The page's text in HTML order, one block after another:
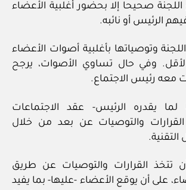
اللجنة صحيحا إلا بحضور أغلبية الأعضاء
الرئيس أو نائبه.
وتوصياتها بأغلبية أصوات الأعضاء
وفي حال تساوي الأصوات، يرجح
معه رئيس الاجتماع.
لما يقدره الرئيس- عقد الاجتماعات
والتوصيات عن بعد من خلال
تتخذ القرارات والتوصيات عن طريق
على أن يوقع الأعضاء -عليها- بما يفيد